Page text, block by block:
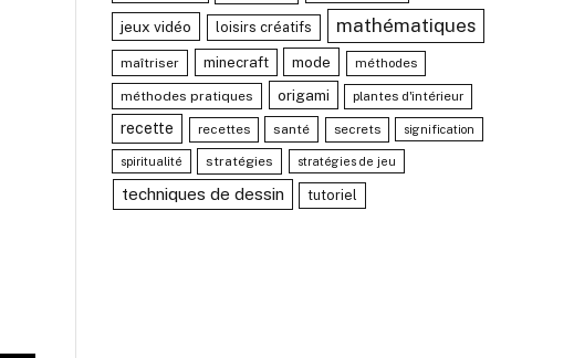
jeux vidéo loisirs créatifs mathématiques
maîtriser minecraft mode méthodes
méthodes pratiques origami plantes d'intérieur
recette recettes santé secrets signification
spiritualité stratégies stratégies de jeu
techniques de dessin tutoriel